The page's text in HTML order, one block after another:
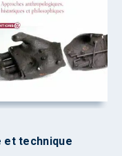
et technique